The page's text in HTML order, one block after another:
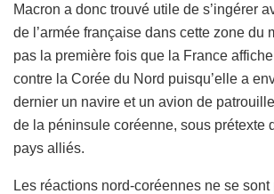
Macron a donc trouvé utile de s’ingérer
de l’armée française dans cette zone du
pas la première fois que la France
contre la Corée du Nord puisqu’elle a
dernier un navire et un avion de
de la péninsule coréenne, sous prétexte
pays alliés.
Les réactions nord-coréennes ne se sont